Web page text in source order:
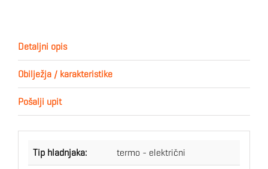
Detaljni opis
Obilježja / karakteristike
Pošalji upit
Tip hladnjaka: termo - električni